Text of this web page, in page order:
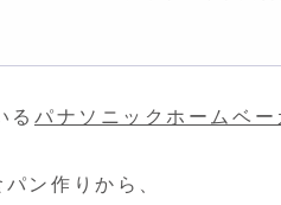
る パナソニックホームベー
ン作りから、